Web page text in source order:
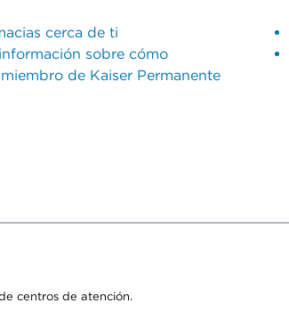
cerca de ti
sobre cómo
de Kaiser Permanente
centros de atención.